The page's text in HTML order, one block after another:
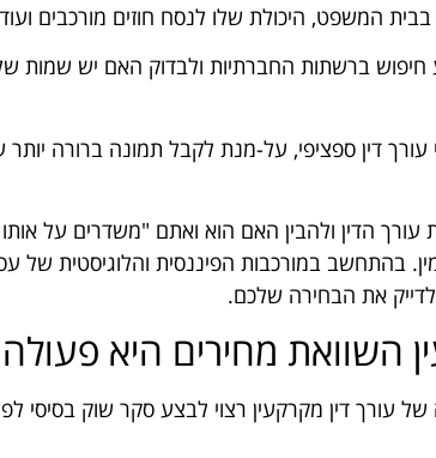
המשפט, היכולת שלו לנסח חוזים מורכבים
ברשתות החברתיות ולבדוק האם יש שמות של
דין ספציפי, על-מנת לקבל תמונה ברורה יותר
הדין ולהבין האם הוא ואתם "משדרים על
בהתחשב במורכבות הפיננסית והלוגיסטית של
לדייק את הבחירה שלכם.
השוואת מחירים היא
דין מקרקעין רצוי לבצע סקר שוק בסיסי